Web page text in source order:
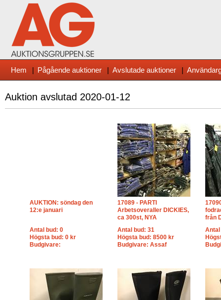
Hem | Pågående auktioner | Avslutade auktioner |
Auktion avslutad 2020-01-12
AUKTION: söndag den
12:e januari
Antal bud: 0
Högsta bud: 0 kr
Budgivare:
17089 - PARTI
Arbetsoveraller DICKIES,
ca 300st, NYA
Antal bud: 31
Högsta bud: 8500 kr
Budgivare: Assaf
från
Antal